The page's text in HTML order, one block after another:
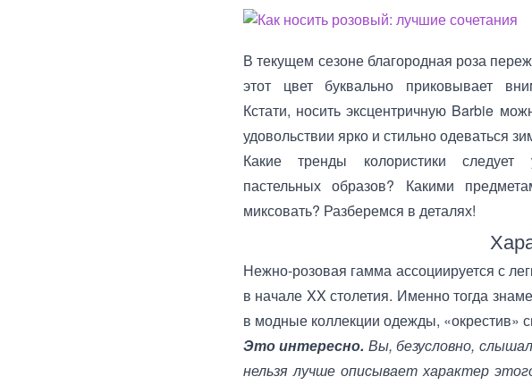
В текущем сезоне благородная роза
этот цвет буквально приковывает
Кстати, носить эксцентричную Barbie
удовольствии ярко и стильно одеваться
Какие тренды колористики
пастельных образов? Какими
миксовать? Разберемся в деталях!
Нежно-розовая гамма ассоциируется с
в начале XX столетия. Именно тогда
в модные коллекции одежды, «окрестив»
Это интересно. Вы, безусловно,
нельзя лучше описывает характер